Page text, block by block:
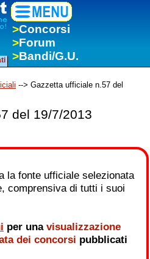
>Concorsi
>Forum
>Bandi/G.U.
--> Gazzetta ufficiale n.57 del
del 19/7/2013
la fonte ufficiale selezionata
comprensiva di tutti i suoi
per una visualizzazione
dei concorsi pubblicati